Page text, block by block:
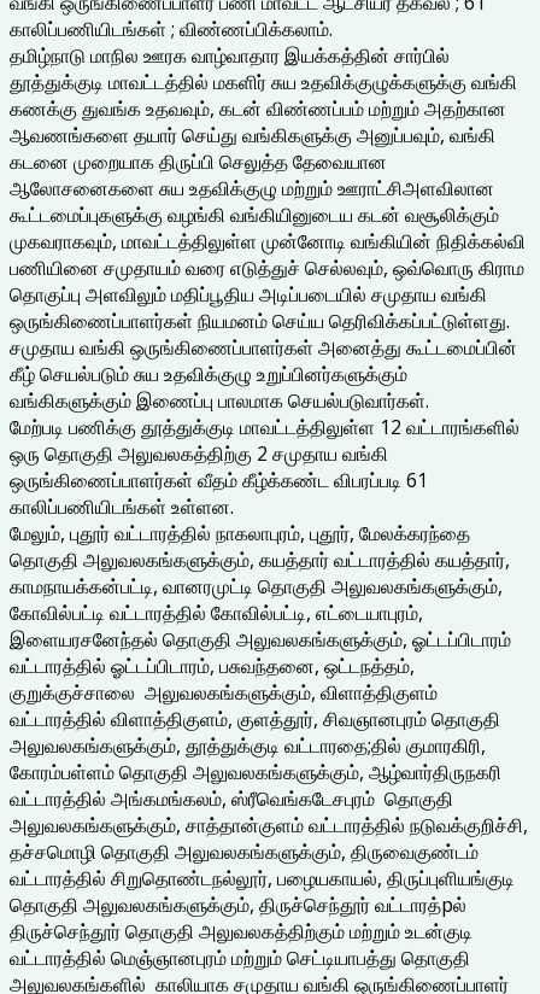
காலிப்பணியிடங்கள் ; விண்ணப்பிக்கலாம்.
தமிழ்நாடு மாநில ஊரக வாழ்வாதார இயக்கத்தின் சார்பில்
தூத்துக்குடி மாவட்டத்தில் மகளிர் சுய உதவிக்குழுக்களுக்கு வங்கி
கணக்கு துவங்க உதவவும், கடன் விண்ணப்பம் மற்றும் அதற்கான
ஆவணங்களை தயார் செய்து வங்கிகளுக்கு அனுப்பவும், வங்கி
கடனை முறையாக திருப்பி செலுத்த தேவையான
ஆலோசனைகளை சுய உதவிக்குழு மற்றும் ஊராட்சிஅளவிலான
கூட்டமைப்புகளுக்கு வழங்கி வங்கியினுடைய கடன் வசூலிக்கும்
முகவராகவும், மாவட்டத்திலுள்ள முன்னோடி வங்கியின் நிதிக்கல்வி
பணியினை சமுதாயம் வரை எடுத்துச் செல்லவும், ஒவ்வொரு கிராம
தொகுப்பு அளவிலும் மதிப்பூதிய அடிப்படையில் சமுதாய வங்கி
ஒருங்கிணைப்பாளர்கள் நியமனம் செய்ய தெரிவிக்கப்பட்டுள்ளது.
சமுதாய வங்கி ஒருங்கிணைப்பாளர்கள் அனைத்து கூட்டமைப்பின்
கீழ் செயல்படும் சுய உதவிக்குழு உறுப்பினர்களுக்கும்
வங்கிகளுக்கும் இணைப்பு பாலமாக செயல்படுவார்கள்.
மேற்படி பணிக்கு தூத்துக்குடி மாவட்டத்திலுள்ள 12 வட்டாரங்களில்
ஒரு தொகுதி அலுவலகத்திற்கு 2 சமுதாய வங்கி
ஒருங்கிணைப்பாளர்கள் வீதம் கீழ்க்கண்ட விபரப்படி 61
காலிப்பணியிடங்கள் உள்ளன.
மேலும், புதூர் வட்டாரத்தில் நாகலாபுரம், புதூர், மேலக்கரந்தை
தொகுதி அலுவலகங்களுக்கும், கயத்தார் வட்டாரத்தில் கயத்தார்,
காமநாயக்கன்பட்டி, வானரமுட்டி தொகுதி அலுவலகங்களுக்கும்,
கோவில்பட்டி வட்டாரத்தில் கோவில்பட்டி, எட்டையாபுரம்,
இளையரசனேந்தல் தொகுதி அலுவலகங்களுக்கும், ஓட்டப்பிடாரம்
வட்டாரத்தில் ஓட்டப்பிடாரம், பசுவந்தனை, ஒட்டநத்தம்,
குறுக்குச்சாலை அலுவலகங்களுக்கும், விளாத்திகுளம்
வட்டாரத்தில் விளாத்திகுளம், குளத்தூர், சிவஞானபுரம் தொகுதி
அலுவலகங்களுக்கும், தூத்துக்குடி வட்டாரதை;தில் குமாரகிரி,
கோரம்பள்ளம் தொகுதி அலுவலகங்களுக்கும், ஆழ்வார்திருநகரி
வட்டாரத்தில் அங்கமங்கலம், ஸ்ரீவெங்கடேசபுரம் தொகுதி
அலுவலகங்களுக்கும், சாத்தான்குளம் வட்டாரத்தில் நடுவக்குறிச்சி,
தச்சமொழி தொகுதி அலுவலகங்களுக்கும், திருவைகுண்டம்
வட்டாரத்தில் சிறுதொண்டநல்லூர், பழையகாயல், திருப்புளியங்குடி
தொகுதி அலுவலகங்களுக்கும், திருச்செந்தூர் வட்டாரத்pல்
திருச்செந்தூர் தொகுதி அலுவலகத்திற்கும் மற்றும் உடன்குடி
வட்டாரத்தில் மெஞ்ஞானபுரம் மற்றும் செட்டியாபத்து தொகுதி
அலுவலகங்களில் காலியாக சமுதாய வங்கி ஒருங்கிணைப்பாளர்